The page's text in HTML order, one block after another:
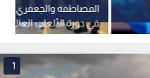
المصاطفة والجعفري
في دورة الألعاب
1